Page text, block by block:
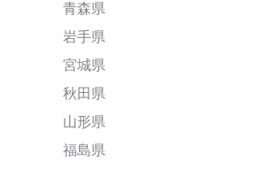
青森県
岩手県
宮城県
秋田県
山形県
福島県